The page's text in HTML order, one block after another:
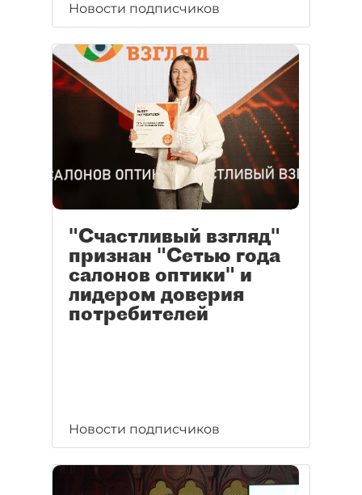
Новости подписчиков
"Счастливый взгляд"
признан "Сетью года
салонов оптики" и
лидером доверия
потребителей
Новости подписчиков